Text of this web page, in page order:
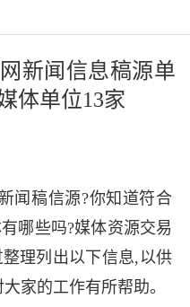
新闻信息稿源单
体单位13家
闻稿信源?你知道符合
哪些吗?媒体资源交易
理列出以下信息,以供
家的工作有所帮助。